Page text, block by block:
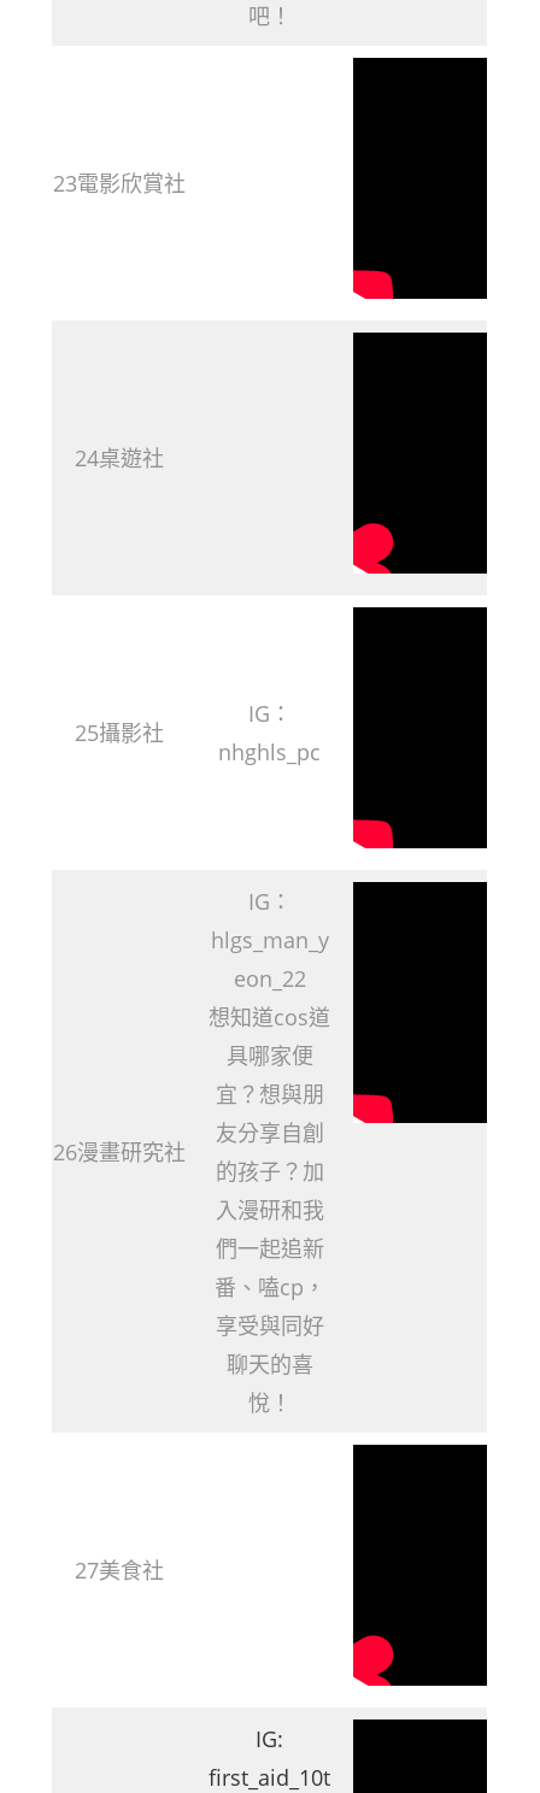
吧！
23電影欣賞社
24桌遊社
25攝影社
IG：
nhghls_pc
26漫畫研究社
IG：
hlgs_man_y
eon_22
想知道cos道
具哪家便
宜？想與朋
友分享自創
的孩子？加
入漫研和我
們一起追新
番、嗑cp，
享受與同好
聊天的喜
悅！
27美食社
IG:
first_aid_10t